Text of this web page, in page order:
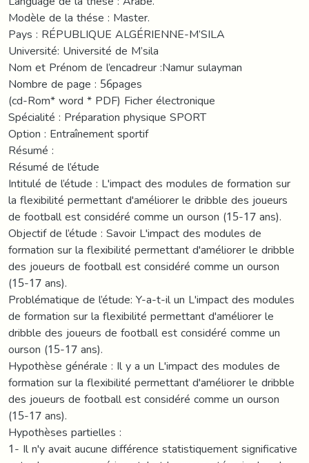
Modèle de la thése : Master.
Pays : RÉPUBLIQUE ALGÉRIENNE-M’SILA
Université: Université de M’sila
Nom et Prénom de l’encadreur :Namur sulayman
Nombre de page : 56pages
(cd-Rom* word * PDF) Ficher électronique
Spécialité : Préparation physique SPORT
Option : Entraînement sportif
Résumé :
Résumé de l’étude
Intitulé de l’étude : L'impact des modules de formation sur
la flexibilité permettant d'améliorer le dribble des joueurs
de football est considéré comme un ourson (15-17 ans).
Objectif de l’étude : Savoir L'impact des modules de
formation sur la flexibilité permettant d'améliorer le dribble
des joueurs de football est considéré comme un ourson
(15-17 ans).
Problématique de l’étude: Y-a-t-il un L'impact des modules
de formation sur la flexibilité permettant d'améliorer le
dribble des joueurs de football est considéré comme un
ourson (15-17 ans).
Hypothèse générale : Il y a un L'impact des modules de
formation sur la flexibilité permettant d'améliorer le dribble
des joueurs de football est considéré comme un ourson
(15-17 ans).
Hypothèses partielles :
1- Il n'y avait aucune différence statistiquement significative